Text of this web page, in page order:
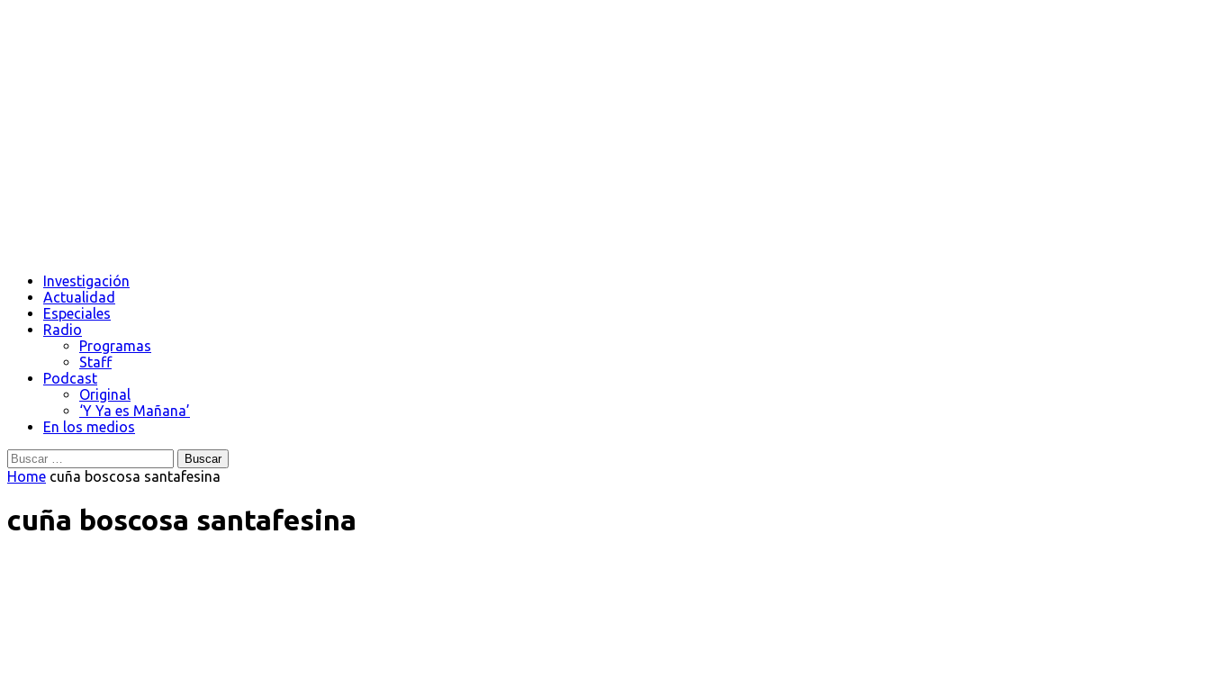
Investigación
Actualidad
Especiales
Radio
Programas
Staff
Podcast
Original
‘Y Ya es Mañana’
En los medios
Buscar:
Home cuña boscosa santafesina
cuña boscosa santafesina